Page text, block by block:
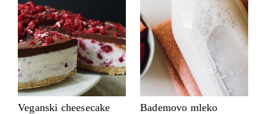
Veganski cheesecake Bademovo mleko